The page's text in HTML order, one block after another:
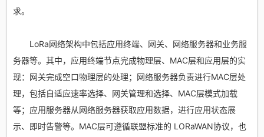
求。
LoRa网络架构中包括应用终端、网关、网络服务器和业务服
务器等。其中，应用终端节点完成物理层、MAC层和应用层的实
现：网关完成空口物理层的处理；网络服务器负责进行MAC层处
理，包括自适应速率选择、网关管理和选择、MAC层模式加载
等；应用服务器从网络服务器获取应用数据，进行应用状态展
示、即时告警等。MAC层可遵循联盟标准的 LORaWAN协议，也